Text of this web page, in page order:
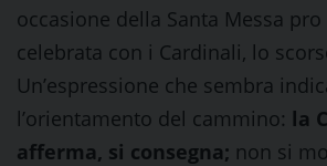
occasione della Santa Messa pro
celebrata con i Cardinali, lo
Un’espressione che sembra
l’orientamento del cammino: la
afferma, si consegna; non si